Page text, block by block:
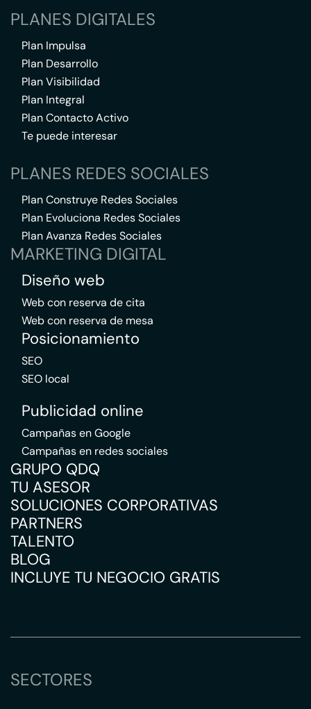
PLANES DIGITALES
Plan Impulsa
Plan Desarrollo
Plan Visibilidad
Plan Integral
Plan Contacto Activo
Te puede interesar
PLANES REDES SOCIALES
Plan Construye Redes Sociales
Plan Evoluciona Redes Sociales
Plan Avanza Redes Sociales
MARKETING DIGITAL
Diseño web
Web con reserva de cita
Web con reserva de mesa
Posicionamiento
SEO
SEO local
Publicidad online
Campañas en Google
Campañas en redes sociales
GRUPO QDQ
TU ASESOR
SOLUCIONES CORPORATIVAS
PARTNERS
TALENTO
BLOG
INCLUYE TU NEGOCIO GRATIS
SECTORES